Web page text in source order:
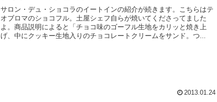
サロン・デュ・ショコラのイートインの紹介が続きます。こちらはテ
オブロマのショコフル。土屋シェフ自らが焼いてくださってました
よ。商品説明によると「チョコ味のゴーフル生地をカリッと焼き上
げ、中にクッキー生地入りのチョコレートクリームをサンド。つ...
2013.01.24